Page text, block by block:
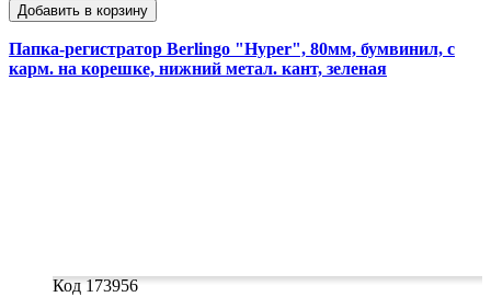
Добавить в корзину
Папка-регистратор Berlingo "Hyper", 80мм, бумвинил, с
карм. на корешке, нижний метал. кант, зеленая
Код 173956